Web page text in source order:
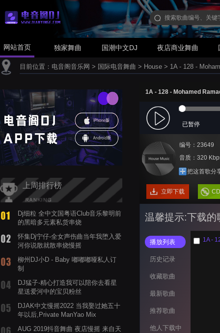
网站首页 独家舞曲 国潮中文DJ 夜店商业舞曲
目前位置： 电音阁音乐网 > 国际电音舞曲 > House > 1A - 128 -
上周排行榜
Dj细粒 全中文国粤语Club音乐黎明前
的黑暗多元素私货串烧
怀集Dj宁仔-全女声伤曲当年我堕入爱
河你说散就散串烧慢摇
柳州DJ小D - Baby 嘟嘟嘟哑私人订
制
DJ猛子-精心打造我可以陪你去看星
星送爱河中的宝贝粉丝
DJAK中文慢摇2022 当我娶过她五十
年以后,Private ManYao Mix
AUG 2019抖音舞曲 夜店慢摇 来自天
1A - 128 - Mohamed
已暂停
编号：23649
音质：320
把这首歌分
立即下载
温馨提示:下载的
播放列表
历史记录
收藏歌曲
最新歌曲
推荐歌曲
他人下载中